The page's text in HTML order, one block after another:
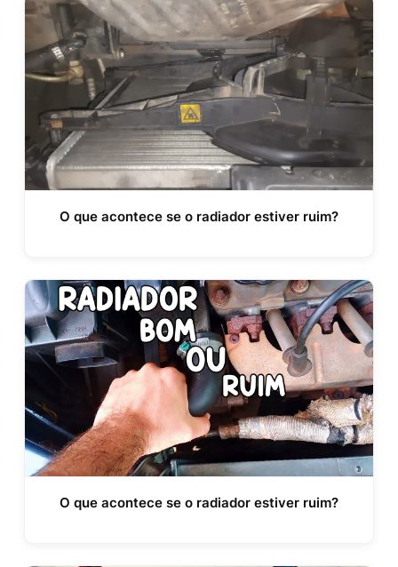
O que acontece se o radiador estiver ruim?
O que acontece se o radiador estiver ruim?